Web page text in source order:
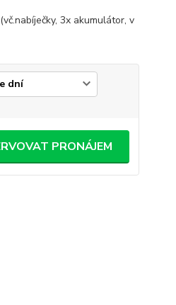
3x akumulátor, v
PRONÁJEM